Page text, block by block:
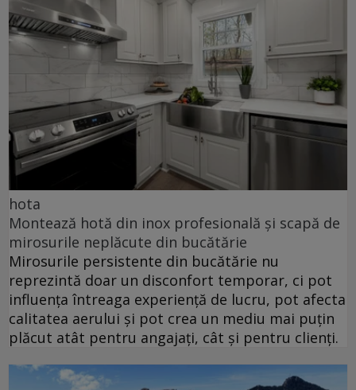
hota
Montează hotă din inox profesională și scapă de
mirosurile neplăcute din bucătărie
Mirosurile persistente din bucătărie nu
reprezintă doar un disconfort temporar, ci pot
influența întreaga experiență de lucru, pot afecta
calitatea aerului și pot crea un mediu mai puțin
plăcut atât pentru angajați, cât și pentru clienți.